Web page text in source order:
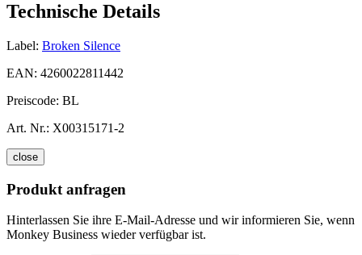
Technische Details
Label: Broken Silence
EAN: 4260022811442
Preiscode: BL
Art. Nr.: X00315171-2
close
Produkt anfragen
Hinterlassen Sie ihre E-Mail-Adresse und wir informieren Sie, wenn
Monkey Business wieder verfügbar ist.